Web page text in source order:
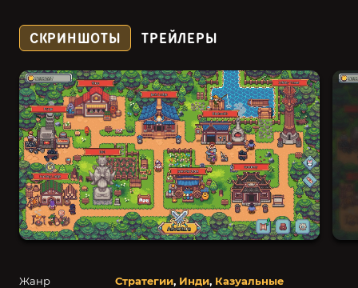
Жанр Стратегии, Инди, Казуальные
СКРИНШОТЫ ТРЕЙЛЕРЫ